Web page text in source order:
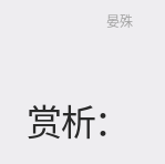
晏殊
赏析：